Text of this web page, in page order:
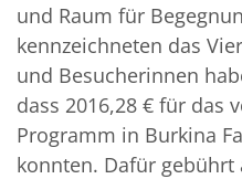
und Raum für
kennzeichneten das
und Besucherinnen
dass 2016,28 € für das
Programm in Burkina
konnten. Dafür